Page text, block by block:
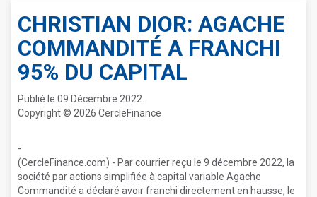
CHRISTIAN DIOR: AGACHE
COMMANDITÉ A FRANCHI
95% DU CAPITAL
Publié le 09 Décembre 2022
Copyright © 2026 CercleFinance
-
(CercleFinance.com) - Par courrier reçu le 9 décembre 2022, la
société par actions simplifiée à capital variable Agache
Commandité a déclaré avoir franchi directement en hausse, le